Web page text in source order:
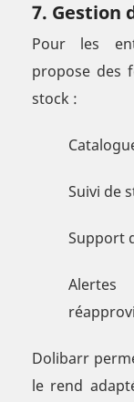
7. Gestion
Pour les
propose des
stock :
Suivi de
Support
Dolibarr
le rend